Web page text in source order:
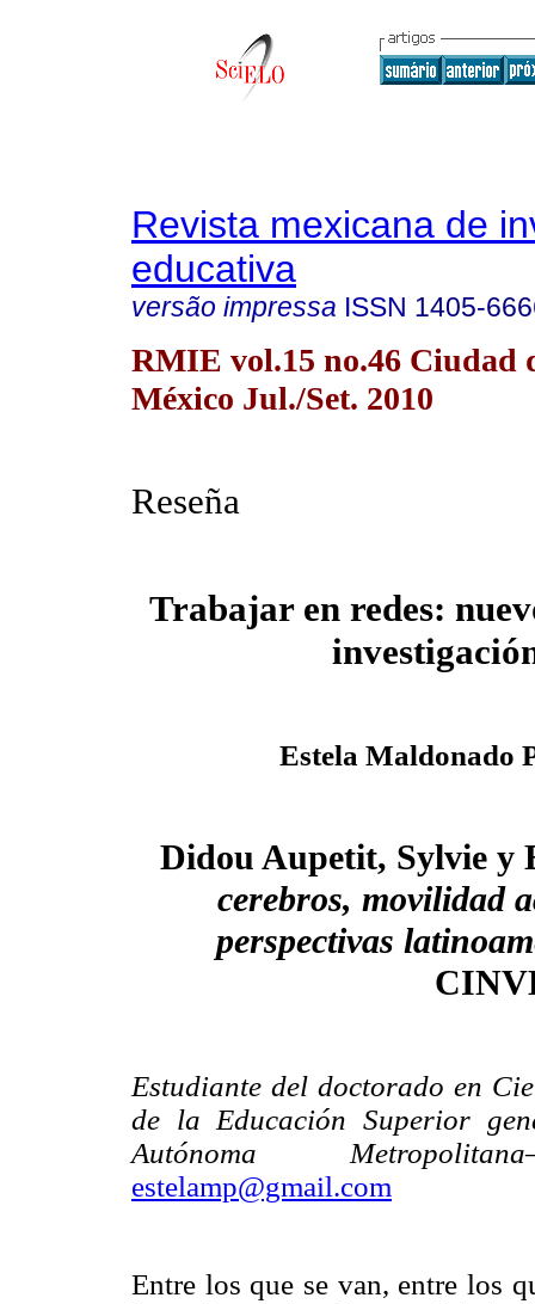
Revista mexicana de
educativa
versão impressa ISSN 1405-
RMIE vol.15 no.46 Ciudad
México Jul./Set. 2010
Reseña
Trabajar en redes:
Estela Maldonado
Didou Aupetit, Sylvie y
cerebros, movilidad
perspectivas
Estudiante del doctorado en
de la Educación Superior
Autónoma
estelamp@gmail.com
Entre los que se van, entre los